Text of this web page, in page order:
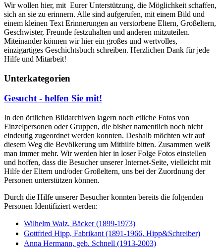
Wir wollen hier, mit Eurer Unterstützung, die Möglichkeit schaffen,
sich an sie zu erinnern. Alle sind aufgerufen, mit einem Bild und
einem kleinen Text Erinnerungen an verstorbene Eltern, Großeltern,
Geschwister, Freunde festzuhalten und anderen mitzuteilen.
Miteinander können wir hier ein großes und wertvolles,
einzigartiges Geschichtsbuch schreiben. Herzlichen Dank für jede
Hilfe und Mitarbeit!
Unterkategorien
Gesucht - helfen Sie mit!
In den örtlichen Bildarchiven lagern noch etliche Fotos von
Einzelpersonen oder Gruppen, die bisher namentlich noch nicht
eindeutig zugeordnet werden konnten. Deshalb möchten wir auf
diesem Weg die Bevölkerung um Mithilfe bitten. Zusammen weiß
man immer mehr. Wir werden hier in loser Folge Fotos einstellen
und hoffen, dass die Besucher unserer Internet-Seite, vielleicht mit
Hilfe der Eltern und/oder Großeltern, uns bei der Zuordnung der
Personen unterstützen können.
Durch die Hilfe unserer Besucher konnten bereits die folgenden
Personen Identifiziert werden:
Wilhelm Walz, Bäcker (1899-1973)
Gottfried Hipp, Fabrikant (1891-1966, Hipp&Schreiber)
Anna Hermann, geb. Schnell (1913-2003)